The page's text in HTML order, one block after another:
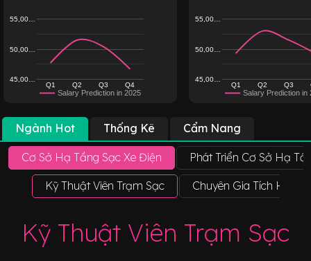
Salary Prediction in 2025
Q1 Q2 Q3 Q4
45,00…
50,00…
55,00…
Salary Prediction in
Q1 Q2 Q3
45,00…
50,00…
55,00…
Ngành Hot Thống Kê Cẩm Nang
Cơ Sở Hạ Tầng Sạc Xe Điện Phát Triển Cơ Sở Hạ
Kỹ Thuật Viên Trạm Sạc Chuyên Gia Tích Hợp
Kỹ Thuật Viên Trạm Sạc